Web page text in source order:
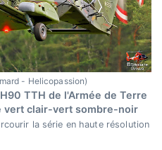
- Helicopassion)
TTH de l'Armée de Terre
vert clair-vert sombre-noir
la série en haute résolution